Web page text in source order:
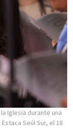
Iglesia durante una
Seúl Sur, el 18